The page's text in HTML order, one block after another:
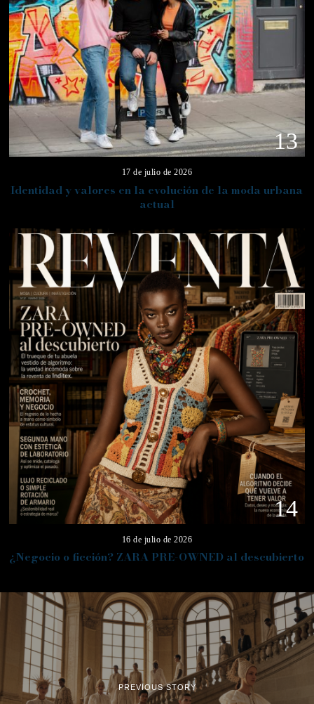
13
17 de julio de 2026
Identidad y valores en la evolución de la moda urbana
actual
14
16 de julio de 2026
¿Negocio o ficción? ZARA PRE-OWNED al descubierto
PREVIOUS STORY